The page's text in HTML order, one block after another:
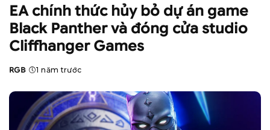
EA chính thức hủy bỏ dự án game
Black Panther và đóng cửa studio
Cliffhanger Games
Posted
RGB 1 năm trước